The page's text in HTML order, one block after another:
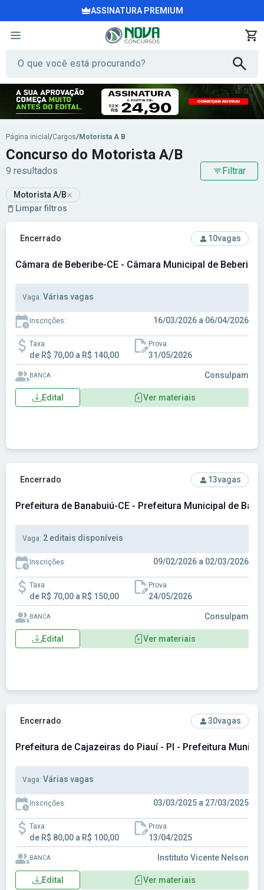
ASSINATURA PREMIUM
Página inicial /Cargos/Motorista A B
Concurso do Motorista A/B
9 resultados Filtrar
Motorista A/B×
Limpar filtros
Ver concurso: Câmara de Beberibe-CE - Câmara Municipal
Encerrado 10vagas
Câmara de Beberibe-CE - Câmara Municipal de Beberibe-
Vaga: Várias vagas
Inscrições: 16/03/2026 a 06/04/2026
Taxa
de R$ 70,00 a R$ 140,00
Prova
31/05/2026
BANCA Consulpam
Edital Ver materiais
Ver concurso: Prefeitura de Banabuiú-CE - Prefeitura
Encerrado 13vagas
Prefeitura de Banabuiú-CE - Prefeitura Municipal de
Vaga: 2 editais disponíveis
Inscrições: 09/02/2026 a 02/03/2026
Taxa
de R$ 70,00 a R$ 150,00
Prova
24/05/2026
BANCA Consulpam
Edital Ver materiais
Ver concurso: Prefeitura de Cajazeiras do Piauí - PI -
Encerrado 30vagas
Prefeitura de Cajazeiras do Piauí - PI - Prefeitura
Vaga: Várias vagas
Inscrições: 03/03/2025 a 27/03/2025
Taxa
de R$ 80,00 a R$ 100,00
Prova
13/04/2025
BANCA Instituto Vicente Nelson
Edital Ver materiais